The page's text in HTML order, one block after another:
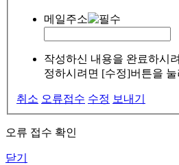
메일주소
작성하신 내용을 완료하시
정하시려면 [수정]버튼을
취소 오류접수 수정 보내기
오류 접수 확인
닫기